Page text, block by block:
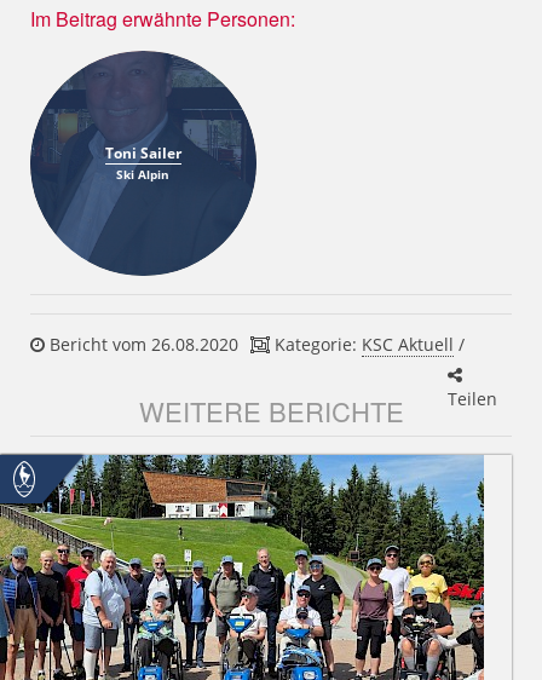
Im Beitrag erwähnte Personen:
Toni Sailer
Ski Alpin
Bericht vom 26.08.2020 Kategorie: KSC Aktuell /
Teilen
WEITERE BERICHTE